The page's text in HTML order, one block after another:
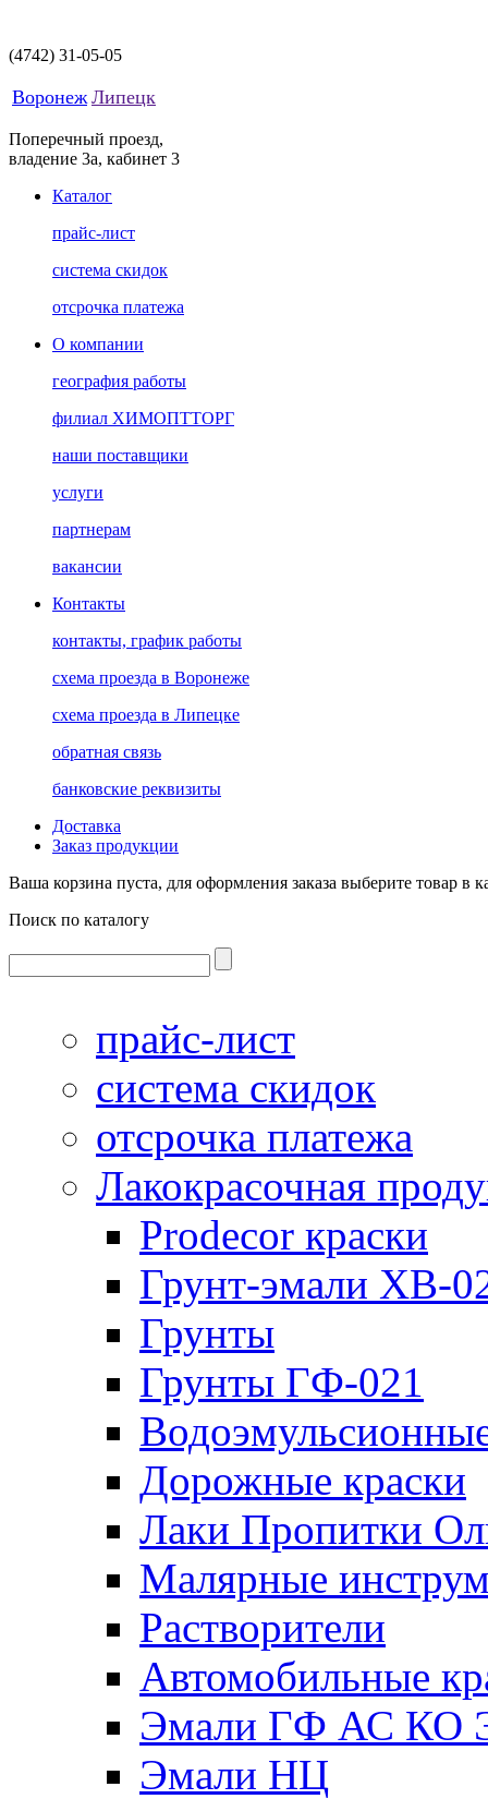
(4742) 31-05-05
Воронеж Липецк
Поперечный проезд,
владение 3а, кабинет 3
Каталог
прайс-лист
система скидок
отсрочка платежа
О компании
география работы
филиал ХИМОПТТОРГ
наши поставщики
услуги
партнерам
вакансии
Контакты
контакты, график работы
схема проезда в Воронеже
схема проезда в Липецке
обратная связь
банковские реквизиты
Доставка
Заказ продукции
Ваша корзина пуста, для оформления заказа выберите товар в
Поиск по каталогу
прайс-лист
система скидок
отсрочка платежа
Лакокрасочная
Prodecor краски
Грунт-эмали ХВ-
Грунты
Грунты ГФ-021
Дорожные краски
Лаки Пропитки
Малярные
Растворители
Автомобильные
Эмали ГФ АС КО
Эмали НЦ